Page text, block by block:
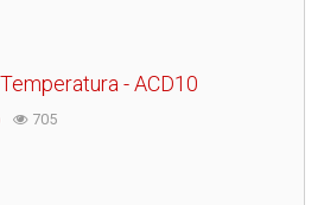
- ACD10
705